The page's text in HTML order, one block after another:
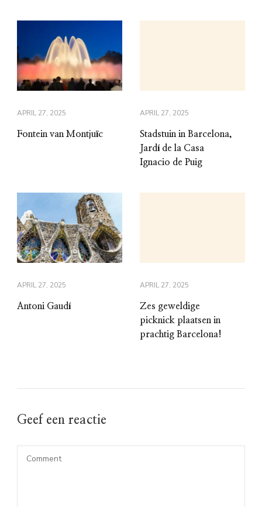
APRIL 27, 2025
Fontein van Montjuïc
APRIL 27, 2025
Stadstuin in Barcelona,
Jardí de la Casa
Ignacio de Puig
APRIL 27, 2025
Antoni Gaudí
APRIL 27, 2025
Zes geweldige
picknick plaatsen in
prachtig Barcelona!
Geef een reactie